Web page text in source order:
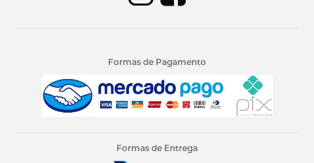
Formas de Pagamento
Formas de Entrega